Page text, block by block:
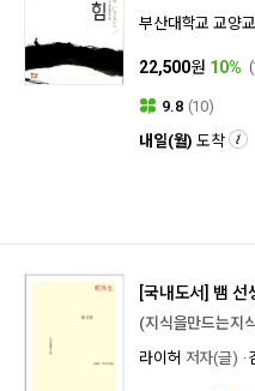
부산대학교 교양
22,500원 10%
9.8 (10)
내일(월)도착
[국내도서] 뱀 선
(지식을만드는지
라이허 저자(글)